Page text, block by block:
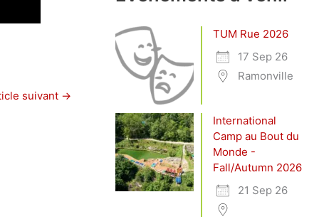
suivant →
TUM Rue 2026
17 Sep 26
Ramonville
International
Camp au Bout du
Monde -
Fall/Autumn 2026
21 Sep 26